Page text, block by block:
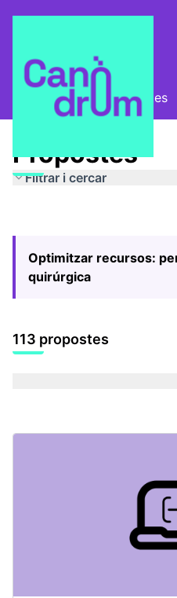
Pla Estratègic Propostes
Propostes
Filtrar i cercar
Optimitzar recursos:
quirúrgica
113 propostes